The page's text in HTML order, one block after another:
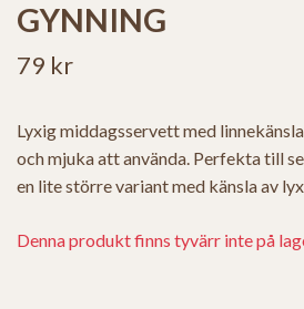
GYNNING
79 kr
Lyxig middagsservett med
och mjuka att använda. Perfekta till
en lite större variant med känsla av
Denna produkt finns tyvärr inte på